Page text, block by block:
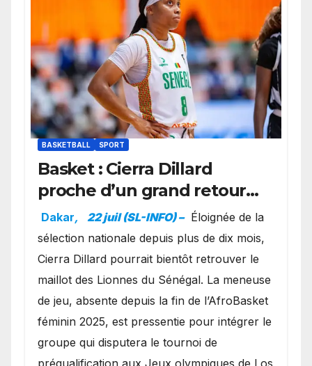
BASKETBALL SPORT
Basket : Cierra Dillard
proche d’un grand retour
avec les Lionnes ?
Dakar, 22 juil (SL-INFO) – Éloignée de la
sélection nationale depuis plus de dix mois,
Cierra Dillard pourrait bientôt retrouver le
maillot des Lionnes du Sénégal. La meneuse
de jeu, absente depuis la fin de l’AfroBasket
féminin 2025, est pressentie pour intégrer le
groupe qui disputera le tournoi de